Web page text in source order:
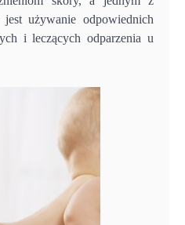
używanie odpowiednich
i leczących odparzenia u